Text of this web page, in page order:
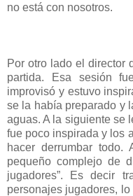
no está con nosotros.
Por otro lado el director
partida. Esa sesión
improvisó y estuvo
se la había preparado y
aguas. A la siguiente se
fue poco inspirada y los
hacer derrumbar todo.
pequeño complejo de
jugadores”. Es decir
personajes jugadores,